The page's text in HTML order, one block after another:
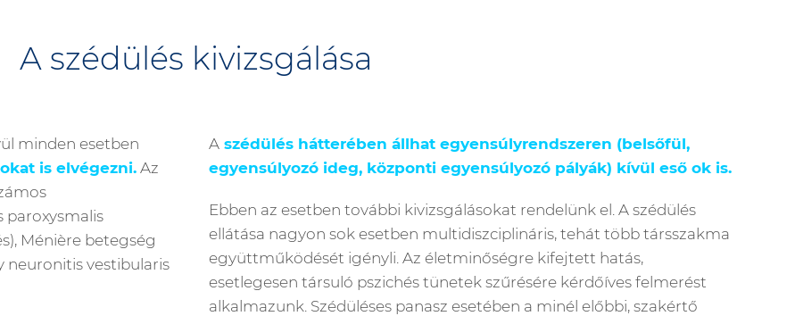
A szédülés kivizsgálása
minden esetben
is elvégezni.Az
paroxysmalis
Ménière betegség
neuronitis vestibularis
A szédülés hátterében állhat egyensúlyrendszeren (belsőfül,
egyensúlyozó ideg, központi egyensúlyozó pályák) kívül eső ok is.
Ebben az esetben további kivizsgálásokat rendelünk el. A szédülés
ellátása nagyon sok esetben multidiszciplináris, tehát több társszakma
együttműködését igényli. Az életminőségre kifejtett hatás,
esetlegesen társuló pszichés tünetek szűrésére kérdőíves felmerést
alkalmazunk. Szédüléses panasz esetében a minél előbbi, szakértő